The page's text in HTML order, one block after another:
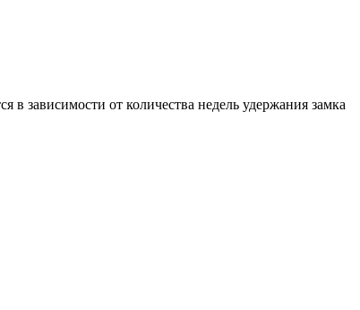
зависимости от количества недель удержания замка